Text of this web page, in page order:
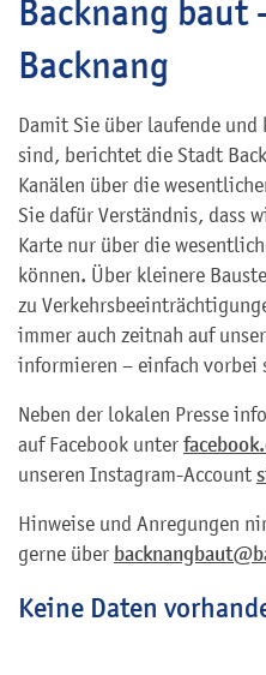
Backnang baut
Backnang
Damit Sie über laufende
sind, berichtet die Stadt
Kanälen über die
Sie dafür Verständnis, dass
Karte nur über die
können. Über kleinere
zu
immer auch zeitnah auf
informieren – einfach vorbei
Neben der lokalen Presse
auf Facebook unter
unseren Instagram-Account
Hinweise und Anregungen
gerne über
Keine Daten